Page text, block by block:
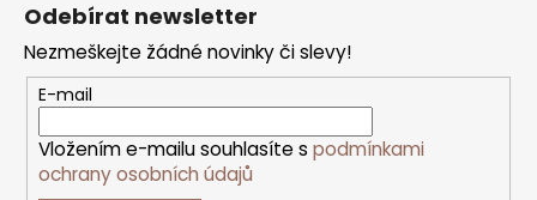
Odebírat newsletter
Nezmeškejte žádné novinky či slevy!
E-mail
Vložením e-mailu souhlasíte s podmínkami
ochrany osobních údajů